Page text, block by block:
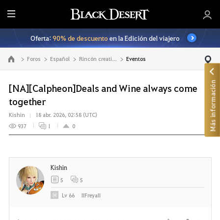
T
o
d
o
Oferta:90% de descuentoen la Edición del viajero
Ir a la página principal Foros Español Rincón creativo Eventos
[NA][Calpheon]Deals and Wine always come
together
Kishin
18 abr. 2026, 02:58 (UTC)
937
1 0
Kishin
5 5
Lv 66 IIFreyaII
Más información